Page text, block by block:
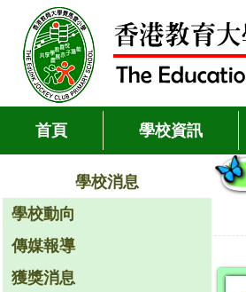
首頁 學校資訊
學校消息
學校動向
傳媒報導
獲獎消息